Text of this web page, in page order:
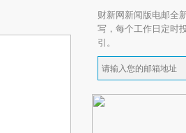
财新网新闻版电邮全
写，每个工作日定时
引。